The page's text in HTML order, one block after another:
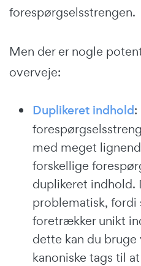
forespørgselsstrengen.
Men der er nogle
overveje:
Duplikeret indhold:
med meget
forskellige
duplikeret
problematisk, fordi
foretrækker unikt
dette kan du
kanoniske tags til